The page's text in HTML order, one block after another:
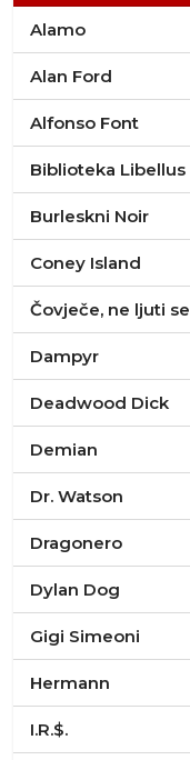
Alamo
Alan Ford
Alfonso Font
Biblioteka Libellus
Burleskni Noir
Coney Island
Čovječe, ne ljuti se
Dampyr
Deadwood Dick
Demian
Dr. Watson
Dragonero
Dylan Dog
Gigi Simeoni
Hermann
I.R.$.